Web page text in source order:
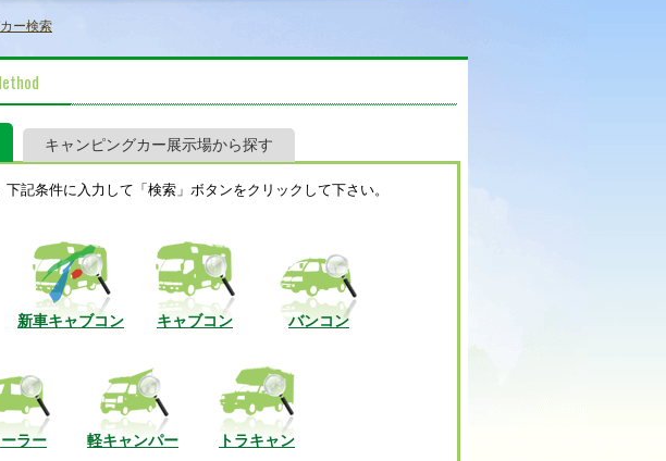
ー検索
キャンピングカー展示場から探す
記条件に入力して「検索」ボタンをクリックして下さい。
新車キャブコン キャブコン バンコン
ーラー 軽キャンパー トラキャン